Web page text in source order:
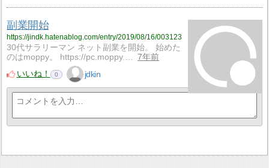
副業開始
https://jindk.hatenablog.com/entry/2019/08/16/003123
30代サラリーマン ネット副業を開始。 始めた
のはmoppy。 https://pc.moppy.…
7年前
いいね！
0 jdkin